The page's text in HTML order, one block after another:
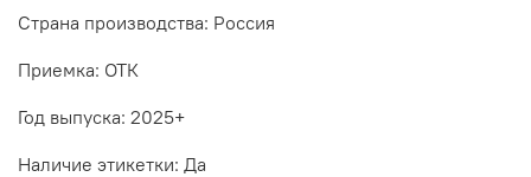
Страна производства: Россия
Приемка: ОТК
Год выпуска: 2025+
Наличие этикетки: Да